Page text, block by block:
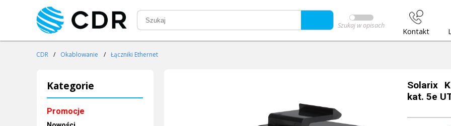
Szukaj w opisach
Kontakt
CDR / Okablowanie / Łączniki Ethernet
Kategorie
Promocje
Solarix
kat. 5e